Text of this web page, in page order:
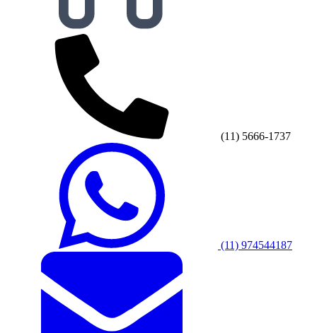
(11) 5666-1737
(11) 974544187